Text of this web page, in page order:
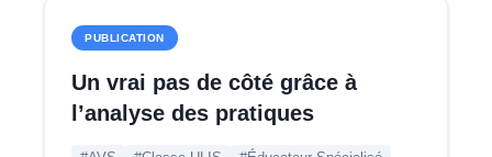
PUBLICATION
Un vrai pas de côté grâce à
l’analyse des pratiques